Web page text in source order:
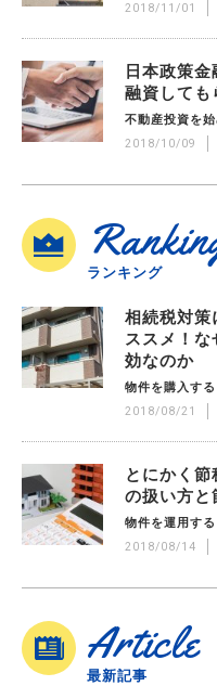
2018/11/01
日本政策
融資しても
不動産投資を
2018/10/09
ランキング
相続税対策
ススメ！な
効なのか
物件を購入する
2018/08/21
とにかく
の扱い方と
物件を運用する
2018/08/14
Article
最新記事